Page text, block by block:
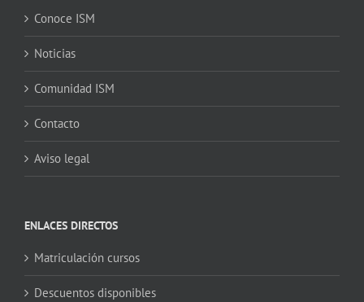
Conoce ISM
Noticias
Comunidad ISM
Contacto
Aviso legal
ENLACES DIRECTOS
Matriculación cursos
Descuentos disponibles